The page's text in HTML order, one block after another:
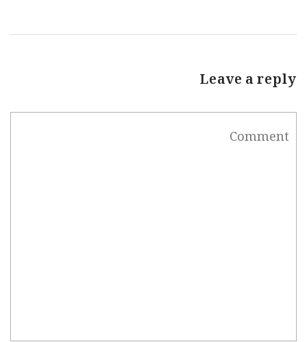
Leave a reply